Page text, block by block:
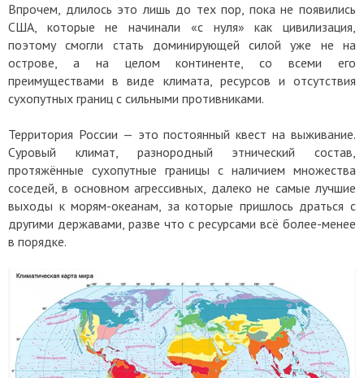
Впрочем, длилось это лишь до тех пор, пока не появились
США, которые не начинали «с нуля» как цивилизация,
поэтому смогли стать доминирующей силой уже не на
острове, а на целом континенте, со всеми его
преимуществами в виде климата, ресурсов и отсутствия
сухопутных границ с сильными противниками.
Территория России — это постоянный квест на выживание.
Суровый климат, разнородный этнический состав,
протяжённые сухопутные границы с наличием множества
соседей, в основном агрессивных, далеко не самые лучшие
выходы к морям-океанам, за которые пришлось драться с
другими державами, разве что с ресурсами всё более-менее
в порядке.